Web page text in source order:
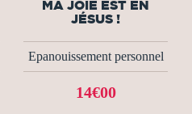
MA JOIE EST EN
JÉSUS !
Epanouissement personnel
14€00